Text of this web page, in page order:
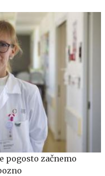
pogosto začnemo